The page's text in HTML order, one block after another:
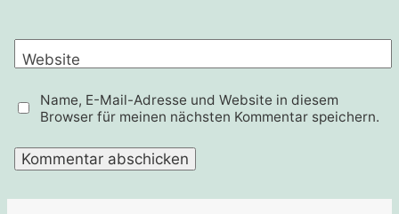
Website
Name, E-Mail-Adresse und Website in diesem
Browser für meinen nächsten Kommentar speichern.